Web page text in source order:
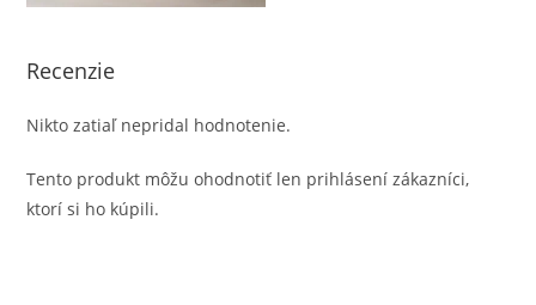
Recenzie
Nikto zatiaľ nepridal hodnotenie.
Tento produkt môžu ohodnotiť len prihlásení zákazníci,
ktorí si ho kúpili.